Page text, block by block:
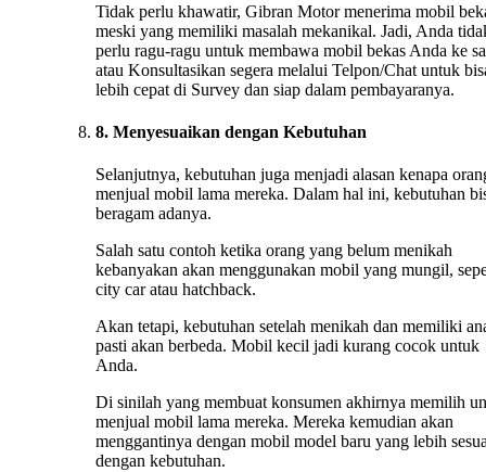
Tidak perlu khawatir, Gibran Motor menerima mobil
meski yang memiliki masalah mekanikal. Jadi, Anda
perlu ragu-ragu untuk membawa mobil bekas Anda ke
atau Konsultasikan segera melalui Telpon/Chat untuk
lebih cepat di Survey dan siap dalam pembayaranya.
8. Menyesuaikan dengan Kebutuhan
Selanjutnya, kebutuhan juga menjadi alasan kenapa
menjual mobil lama mereka. Dalam hal ini, kebutuhan
beragam adanya.
Salah satu contoh ketika orang yang belum menikah
kebanyakan akan menggunakan mobil yang mungil,
city car atau hatchback.
Akan tetapi, kebutuhan setelah menikah dan memiliki
pasti akan berbeda. Mobil kecil jadi kurang cocok untuk
Anda.
Di sinilah yang membuat konsumen akhirnya memilih
menjual mobil lama mereka. Mereka kemudian akan
menggantinya dengan mobil model baru yang lebih
dengan kebutuhan.